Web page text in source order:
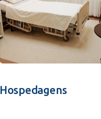
Hospedagens